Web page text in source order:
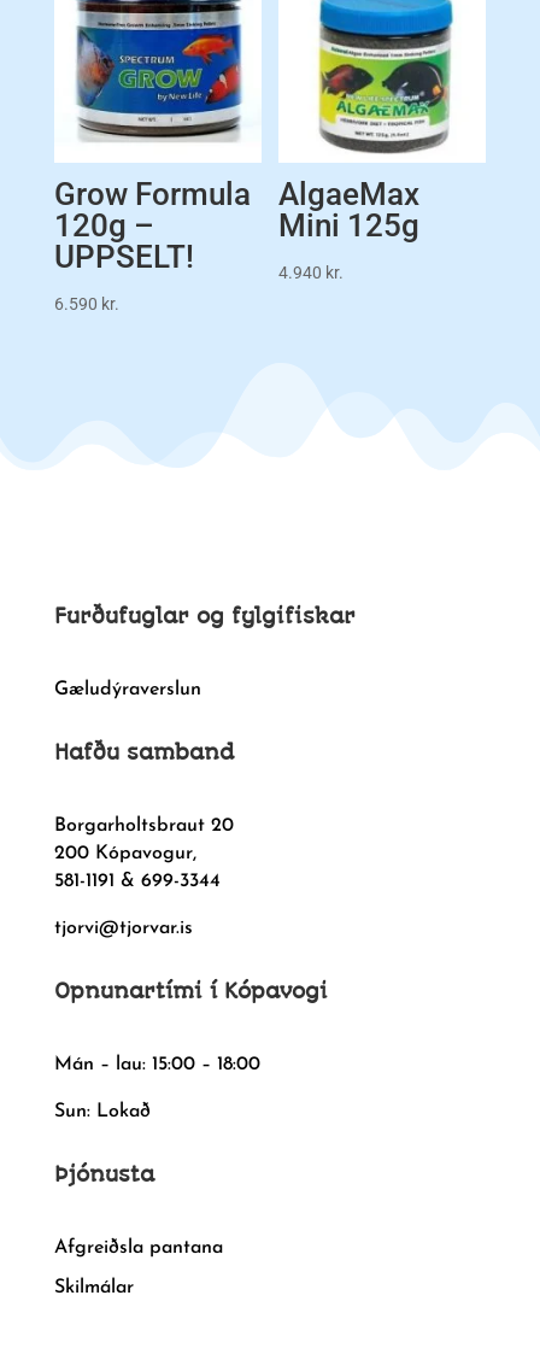
Grow Formula
120g –
UPPSELT!
6.590 kr.
AlgaeMax
Mini 125g
4.940 kr.
Furðufuglar og fylgifiskar
Gæludýraverslun
Hafðu samband
Borgarholtsbraut 20
200 Kópavogur,
581-1191 & 699-3344
tjorvi@tjorvar.is
Opnunartími í Kópavogi
Mán – lau: 15:00 – 18:00
Sun: Lokað
Þjónusta
Afgreiðsla pantana
Skilmálar